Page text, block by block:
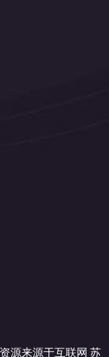
源来源于互联网 苏